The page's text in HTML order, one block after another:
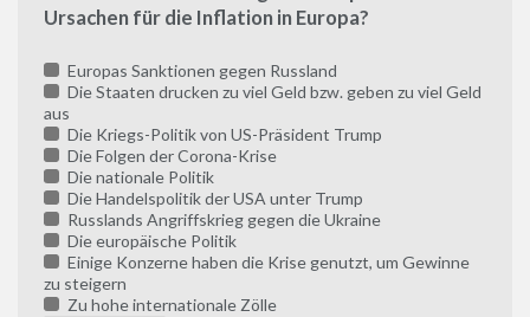
Ursachen für die Inflation in Europa?
Europas Sanktionen gegen Russland
Die Staaten drucken zu viel Geld bzw. geben zu viel Geld
aus
Die Kriegs-Politik von US-Präsident Trump
Die Folgen der Corona-Krise
Die nationale Politik
Die Handelspolitik der USA unter Trump
Russlands Angriffskrieg gegen die Ukraine
Die europäische Politik
Einige Konzerne haben die Krise genutzt, um Gewinne
zu steigern
Zu hohe internationale Zölle